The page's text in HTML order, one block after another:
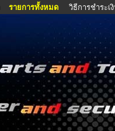
รายการทั้งหมด วิธีการชำระเ